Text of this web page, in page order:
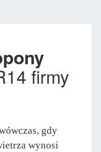
firmy
gdy
wynosi